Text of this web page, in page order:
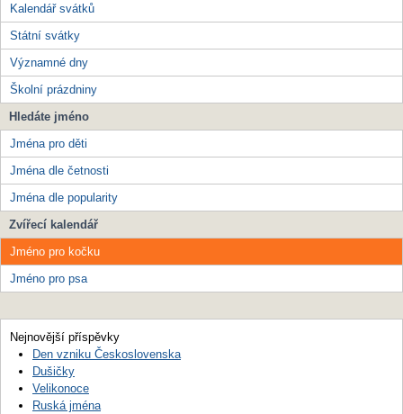
Kalendář svátků
Státní svátky
Významné dny
Školní prázdniny
Hledáte jméno
Jména pro děti
Jména dle četnosti
Jména dle popularity
Zvířecí kalendář
Jméno pro kočku
Jméno pro psa
Nejnovější příspěvky
Den vzniku Československa
Dušičky
Velikonoce
Ruská jména